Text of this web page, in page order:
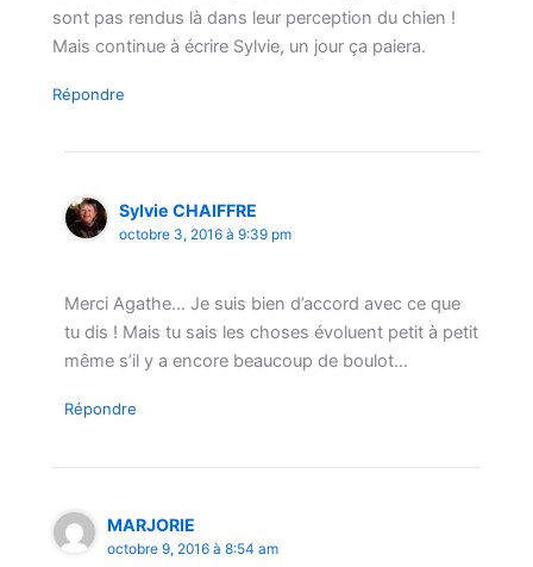
sont pas rendus là dans leur perception du chien !
Mais continue à écrire Sylvie, un jour ça paiera.
Répondre
Sylvie CHAIFFRE
octobre 3, 2016 à 9:39 pm
Merci Agathe… Je suis bien d’accord avec ce que
tu dis ! Mais tu sais les choses évoluent petit à petit
même s’il y a encore beaucoup de boulot…
Répondre
MARJORIE
octobre 9, 2016 à 8:54 am